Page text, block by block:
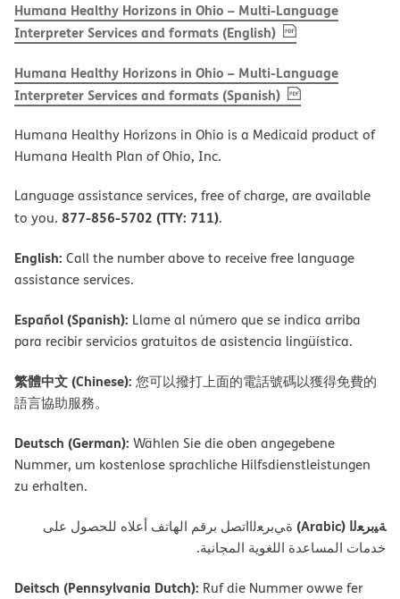
Humana Healthy Horizons in Ohio – Multi-Language
Interpreter Services and formats (English), PDF(opens in new
Humana Healthy Horizons in Ohio – Multi-Language
Interpreter Services and formats (Spanish), PDF(opens in new
Humana Healthy Horizons in Ohio is a Medicaid product of
Humana Health Plan of Ohio, Inc.
Language assistance services, free of charge, are available
to you. 877-856-5702 (TTY: 711).
English: Call the number above to receive free language
assistance services.
Español (Spanish): Llame al número que se indica arriba
para recibir servicios gratuitos de asistencia lingüística.
繁體中文 (Chinese): 您可以撥打上面的電話號碼以獲得免費的
語言協助服務。
Deutsch (German): Wählen Sie die oben angegebene
Nummer, um kostenlose sprachliche Hilfsdienstleistungen
zu erhalten.
ﺔﯿﺑﺮﻌﻟا (Arabic)
ةﻲﺑﺮﻌﻟااﺗﺼﻞ ﺑﺮﻗﻢ اﻟﮭﺎﺗﻒ أﻋﻼه ﻟﻠﺤﺼﻮل ﻋﻠﻰ
ﺧﺪﻣﺎت اﻟﻤﺴﺎﻋﺪة اﻟﻠﻐﻮﯾﺔ اﻟﻤﺠﺎﻧﯿﺔ.
Deitsch (Pennsylvania Dutch): Ruf die Nummer owwe fer